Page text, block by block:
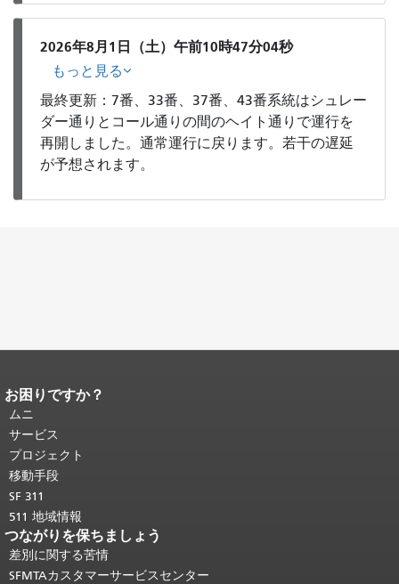
2026年8月1日（土）午前10時47分04秒
もっと見る
最終更新：7番、33番、37番、43番系統はシュレー
ダー通りとコール通りの間のヘイト通りで運行を
再開しました。通常運行に戻ります。若干の遅延
が予想されます。
ページコンテンツの終わり。
ジの残りの部分はすべてのページで繰
り返されます。
頭に戻る。
お困りですか？
ムニ
サービス
プロジェクト
移動手段
SF 311
511 地域情報
つながりを保ちましょう
差別に関する苦情
SFMTAカスタマーサービスセンター